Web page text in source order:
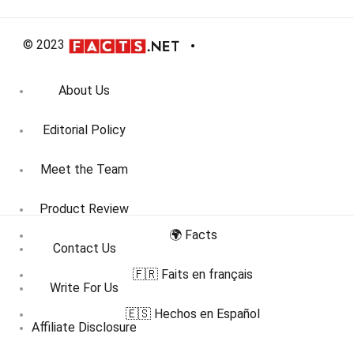
© 2023
About Us
Editorial Policy
Meet the Team
Product Review
Contact Us
Write For Us
Affiliate Disclosure
🌍 Facts
🇫🇷 Faits en français
🇪🇸 Hechos en Español